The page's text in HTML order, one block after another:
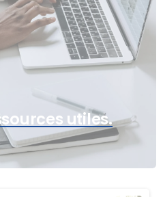
utiles.